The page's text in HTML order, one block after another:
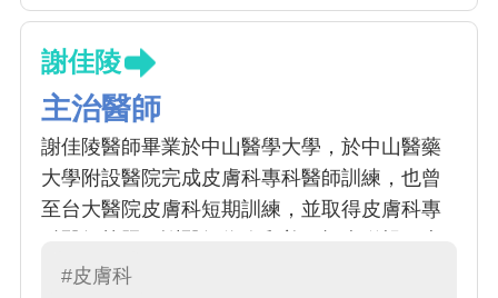
謝佳陵
主治醫師
謝佳陵醫師畢業於中山醫學大學，於中山醫藥
大學附設醫院完成皮膚科專科醫師訓練，也曾
至台大醫院皮膚科短期訓練，並取得皮膚科專
長於一般皮膚病 (濕疹、蕁麻疹、青春痘、藥物
#皮膚科